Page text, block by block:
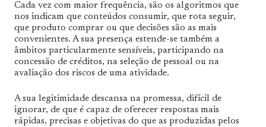
Cada vez com maior frequência, são os algoritmos que
nos indicam que conteúdos consumir, que rota seguir,
que produto comprar ou que decisões são as mais
convenientes. A sua presença estende-se também a
âmbitos particularmente sensíveis, participando na
concessão de créditos, na seleção de pessoal ou na
avaliação dos riscos de uma atividade.
A sua legitimidade descansa na promessa, difícil de
ignorar, de que é capaz de oferecer respostas mais
rápidas, precisas e objetivas do que as produzidas pelos